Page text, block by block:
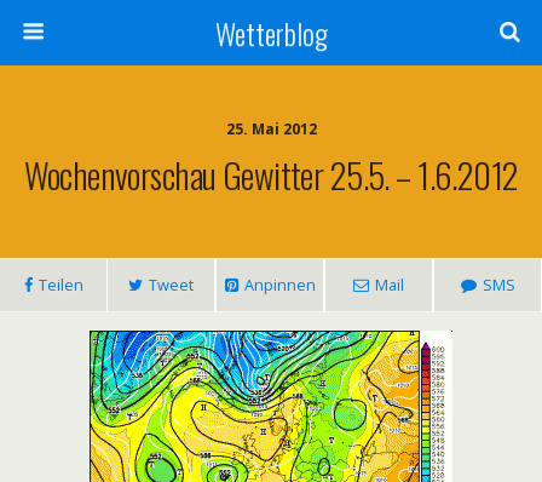
Wetterblog
25. Mai 2012
Wochenvorschau Gewitter 25.5. – 1.6.2012
Teilen Tweet Anpinnen Mail SMS